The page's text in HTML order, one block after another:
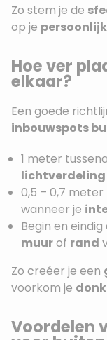
Zo stem je de
op je
Hoe ver
elkaar?
Een goede
inbouwspots
1 meter
lichtverdeling
0,5 – 0,7 meter
wanneer je
Begin en
muurof rand
Zo creéer je een
voorkom je
Voordelen